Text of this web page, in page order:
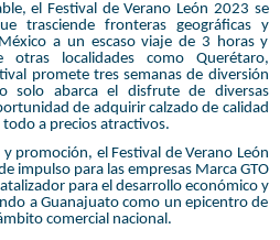
el Festival de Verano León 2023 se
trasciende fronteras geográficas y
a un escaso viaje de 3 horas y
localidades como Querétaro,
promete tres semanas de diversión
solo abarca el disfrute de diversas
de adquirir calzado de calidad
a precios atractivos.
promoción, el Festival de Verano León
impulso para las empresas Marca GTO
para el desarrollo económico y
a Guanajuato como un epicentro de
comercial nacional.